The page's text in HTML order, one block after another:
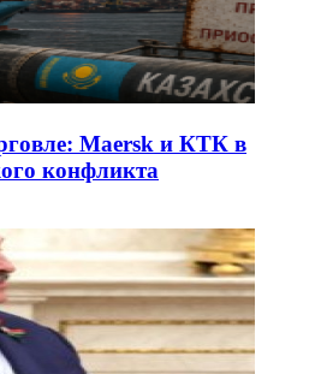
Maersk и КТК в
конфликта